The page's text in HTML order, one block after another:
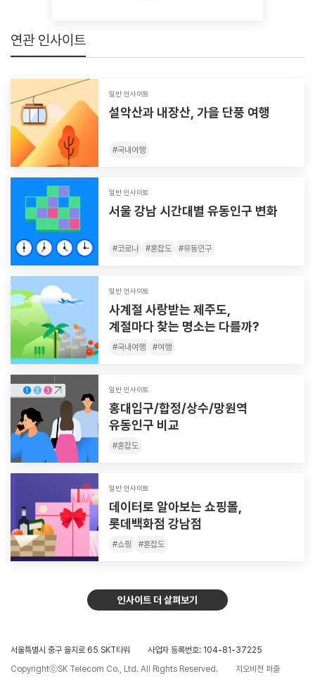
연관 인사이트
일반 인사이트
설악산과 내장산, 가을 단풍 여행
#국내여행
일반 인사이트
서울 강남 시간대별 유동인구 변화
#코로나 #혼잡도 #유동인구
일반 인사이트
사계절 사랑받는 제주도,
계절마다 찾는 명소는 다를까?
#국내여행 #여행
일반 인사이트
홍대입구/합정/상수/망원역
유동인구 비교
#혼잡도
일반 인사이트
데이터로 알아보는 쇼핑몰,
롯데백화점 강남점
#쇼핑 #혼잡도
인사이트 더 살펴보기
서울특별시 중구 을지로 65 SKT타워
사업자 등록번호: 104-81-37225
CopyrightⓒSK Telecom Co., Ltd. All Rights Reserved.
지오비전 퍼즐